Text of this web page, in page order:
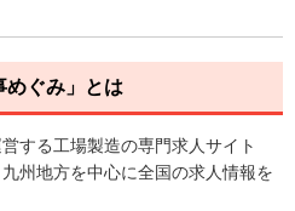
めぐみ」とは
する工場製造の専門求人サイト
州地方を中心に全国の求人情報を